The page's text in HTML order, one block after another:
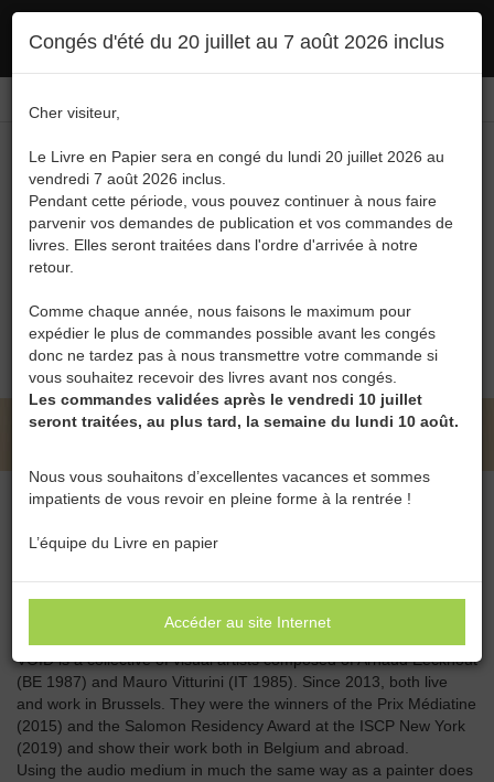
l'utilisation :politique en matière de confidentialité Accepter
Congés d'été du 20 juillet au 7 août 2026 inclus
Cher visiteur,
Le Livre en Papier sera en congé du lundi 20 juillet 2026 au
vendredi 7 août 2026 inclus.
Pendant cette période, vous pouvez continuer à nous faire
parvenir vos demandes de publication et vos commandes de
livres. Elles seront traitées dans l'ordre d'arrivée à notre
retour.
Comme chaque année, nous faisons le maximum pour
expédier le plus de commandes possible avant les congés
donc ne tardez pas à nous transmettre votre commande si
vous souhaitez recevoir des livres avant nos congés.
Les commandes validées après le vendredi 10 juillet
seront traitées, au plus tard, la semaine du lundi 10 août.
Nous vous souhaitons d’excellentes vacances et sommes
impatients de vous revoir en pleine forme à la rentrée !
L’équipe du Livre en papier
Accéder au site Internet
Menu
0
LE LIVRE EN PAPIER • COLLECTIF VOID
Toutes les catégories
COLLECTIF VOID
VOID is a collective of visual artists composed of Arnaud Eeckhout
(BE 1987) and Mauro Vitturini (IT 1985). Since 2013, both live
and work in Brussels. They were the winners of the Prix Médiatine
(2015) and the Salomon Residency Award at the ISCP New York
(2019) and show their work both in Belgium and abroad.
Using the audio medium in much the same way as a painter does